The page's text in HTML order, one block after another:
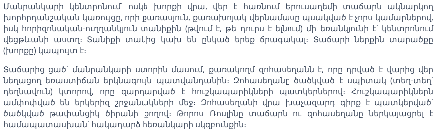
Մանրանկարի կենտրոնում՝ ոսկե խորքի վրա, վեր է հառնում Երուսաղեմի տաճարն ակնարկող
խորհրդանշական կառույցը, որի քառասյուն, քառախոյակ վերնամասը պսակված է չորս կամարներով,
իսկ հորիզոնական-ուղղանկյուն տանիքին (թվում է, թե դուրս է ելնում) մի եռանկյունի է՝ կենտրոնում
վեցթևանի աստղ։ Տանիքի տակից կախ են ընկած երեք ճրագակալ։ Տաճարի ներքին տարածքը
(խորքը) կապույտ է։
Տաճարից ցած՝ մանրանկարի ստորին մասում, քառակողմ զոհասեղանն է, որը դրված է վարից վեր
նեղացող եռաստիճան երկնագույն պատվանդանին։ Զոհասեղանը ծածկված է սպիտակ (տեղ-տեղ՝
դեղնավուն) կտորով, որը զարդարված է հուշկապարիկների պատկերներով։ Հուշկապարիկներն
ամփոփված են երկերիզ շրջանակների մեջ։ Զոհասեղանի վրա խաչազարդ գիրք է պատկերված՝
ծածկված թափանցիկ ծիրանի քողով։ Թորոս Ռոսլինը տաճարն ու զոհասեղանը ներկայացրել է
համապատասխան՝ հակադարձ հեռանկարի սկզբունքին։